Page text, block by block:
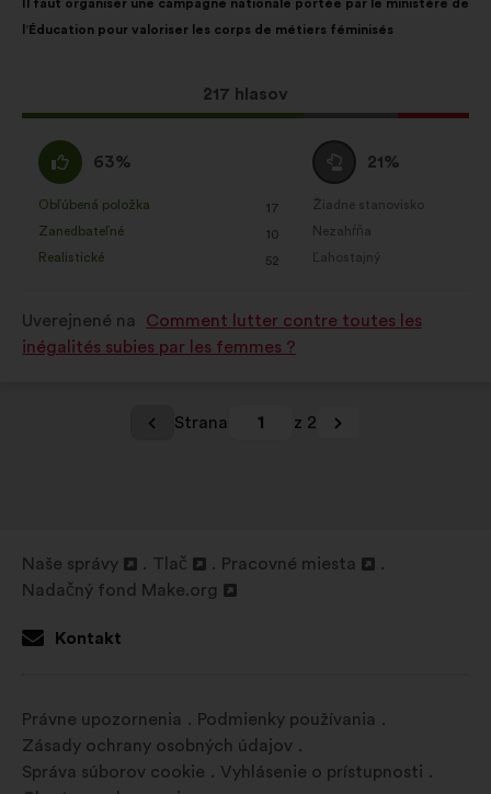
návrhu:
Il faut organiser une campagne nationale portée par le ministère de
l’Éducation pour valoriser les corps de métiers féminisés
Tento
návrh
217 hlasov
rozdelením:
Súhlasím
:
63%
Obľúbená položka
: 17
krát
Zanedbateľné
: 10
krát
Realistické
: 52
krát
Neutrálny
hlas
:
21%
Žiadne stanovisko
:krát
Nezahŕňa
:krát
Ľahostajný
:krát
Uverejnené na
Comment lutter contre toutes les
inégalités subies par les femmes ?
Strana 1 z 2
Naše správy
Otvorenie
novej
Tlač
Otvorenie
Pracovné miesta
na
Nadačný fond Make.org
Otvorenie
na
Kontakt
Právne upozornenia
Podmienky používania
Zásady ochrany osobných údajov
Správa súborov cookie
Vyhlásenie o prístupnosti